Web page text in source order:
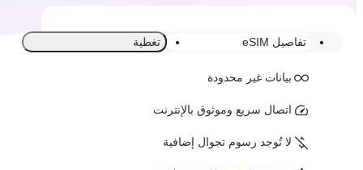
تفاصيل eSIM تغطية
بيانات غير محدودة
اتصال سريع وموثوق بالإنترنت
لا تُوجد رسوم تجوال إضافية